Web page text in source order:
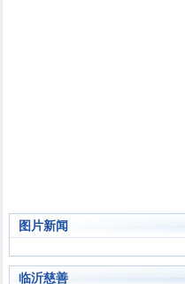
图片新闻
临沂慈善